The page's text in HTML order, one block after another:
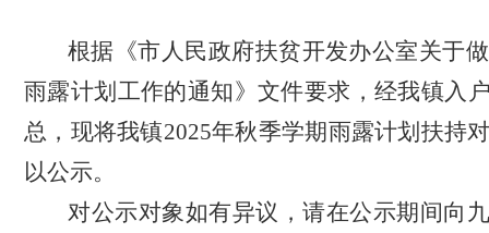
根据《市人民政府扶贫开发办公室关于
雨露计划工作的通知》文件要求，经我镇入
总，现将我镇2025年秋季学期雨露计划扶持
以公示。
对公示对象如有异议，请在公示期间向